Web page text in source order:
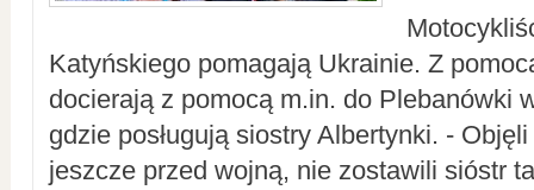
Katyńskiego pomagają Ukrainie. Z
docierają z pomocą m.in. do Plebanówki
gdzie posługują siostry Albertynki. -
jeszcze przed wojną, nie zostawili sióstr